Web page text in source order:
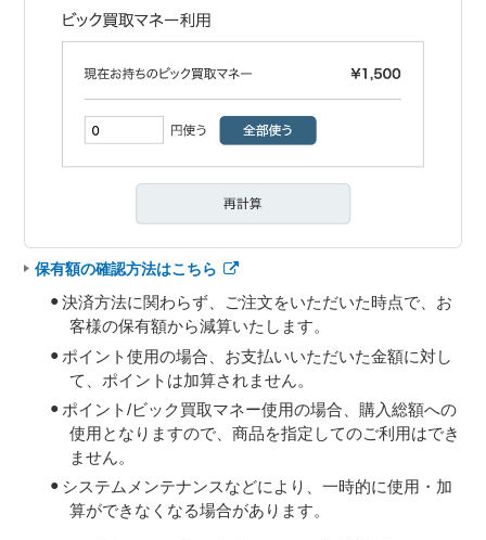
保有額の確認方法はこちら
決済方法に関わらず、ご注文をいただいた時点で、お
客様の保有額から減算いたします。
ポイント使用の場合、お支払いいただいた金額に対し
て、ポイントは加算されません。
ポイント/ビック買取マネー使用の場合、購入総額への
使用となりますので、商品を指定してのご利用はでき
ません。
システムメンテナンスなどにより、一時的に使用・加
算ができなくなる場合があります。